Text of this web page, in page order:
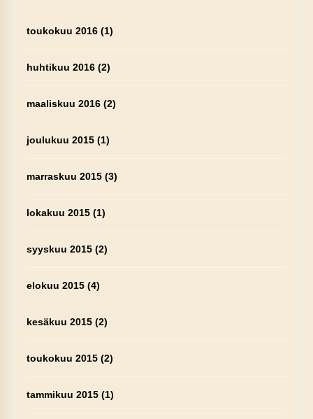
toukokuu 2016(1)
huhtikuu 2016(2)
maaliskuu 2016(2)
joulukuu 2015(1)
marraskuu 2015(3)
lokakuu 2015(1)
syyskuu 2015(2)
elokuu 2015(4)
kesäkuu 2015(2)
toukokuu 2015(2)
tammikuu 2015(1)